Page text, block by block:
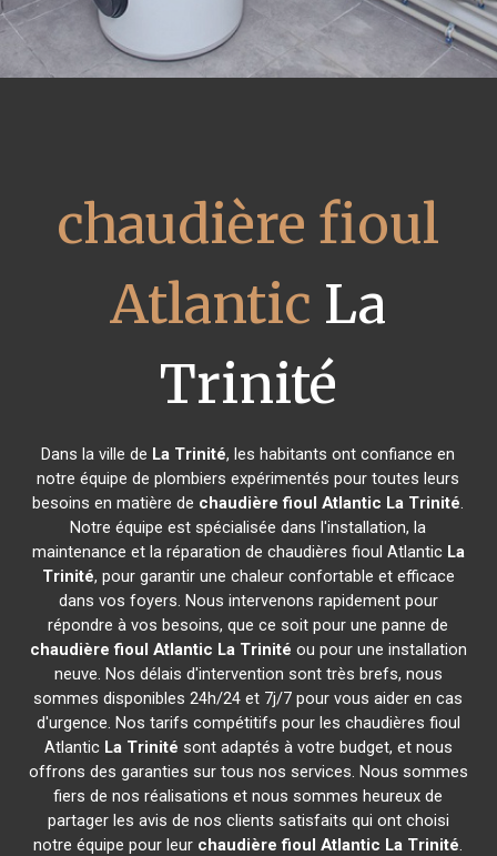
chaudière fioul
Atlantic La
Trinité
Dans la ville de La Trinité, les habitants ont confiance en
notre équipe de plombiers expérimentés pour toutes leurs
besoins en matière de chaudière fioul Atlantic La Trinité.
Notre équipe est spécialisée dans l'installation, la
maintenance et la réparation de chaudières fioul Atlantic La
Trinité, pour garantir une chaleur confortable et efficace
dans vos foyers. Nous intervenons rapidement pour
répondre à vos besoins, que ce soit pour une panne de
chaudière fioul Atlantic La Trinité ou pour une installation
neuve. Nos délais d'intervention sont très brefs, nous
sommes disponibles 24h/24 et 7j/7 pour vous aider en cas
d'urgence. Nos tarifs compétitifs pour les chaudières fioul
Atlantic La Trinité sont adaptés à votre budget, et nous
offrons des garanties sur tous nos services. Nous sommes
fiers de nos réalisations et nous sommes heureux de
partager les avis de nos clients satisfaits qui ont choisi
notre équipe pour leur chaudière fioul Atlantic La Trinité.